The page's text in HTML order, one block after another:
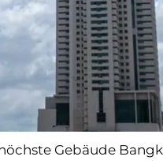
Gebäude